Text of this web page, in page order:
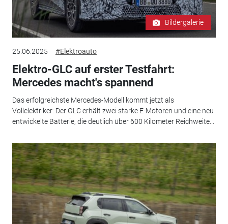
Bildergalerie
25.06.2025 #Elektroauto
Elektro-GLC auf erster Testfahrt:
Mercedes macht's spannend
Das erfolgreichste Mercedes-Modell kommt jetzt als
Vollelektriker: Der GLC erhält zwei starke E-Motoren und eine neu
entwickelte Batterie, die deutlich über 600 Kilometer Reichweite...